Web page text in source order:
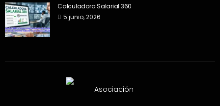
Calculadora Salarial 360
5 junio, 2026